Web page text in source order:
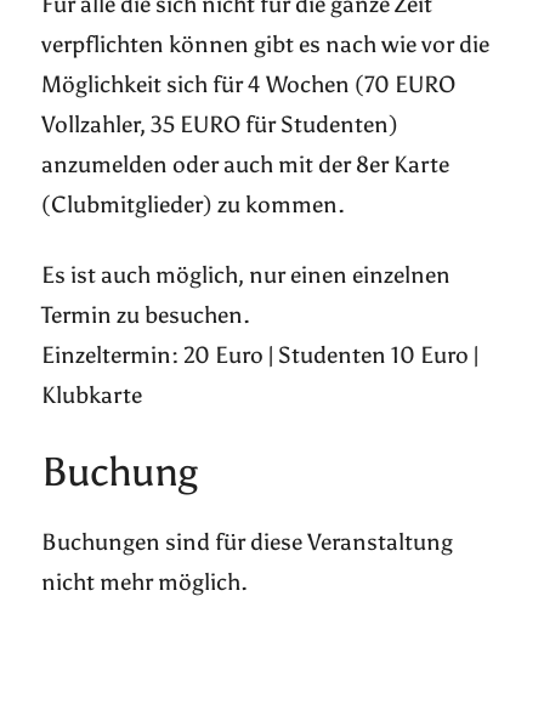
verpflichten können gibt es nach wie vor die
Möglichkeit sich für 4 Wochen (70 EURO
Vollzahler, 35 EURO für Studenten)
anzumelden oder auch mit der 8er Karte
(Clubmitglieder) zu kommen.
Es ist auch möglich, nur einen einzelnen
Termin zu besuchen.
Einzeltermin: 20 Euro | Studenten 10 Euro |
Klubkarte
Buchung
Buchungen sind für diese Veranstaltung
nicht mehr möglich.